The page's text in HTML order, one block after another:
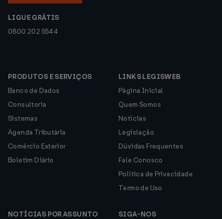
LIGUE GRÁTIS
0800 202 5544
PRODUTOS E SERVIÇOS
Banco de Dados
Consultoria
Sistemas
Agenda Tributária
Comércio Exterior
Boletim Diário
LINKS LEGISWEB
Página Inicial
Quem Somos
Notícias
Legislação
Dúvidas Frequentes
Fale Conosco
Política de Privacidade
Termo de Uso
NOTÍCIAS POR ASSUNTO
SIGA-NOS